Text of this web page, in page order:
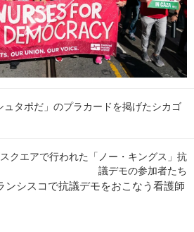
ュタポだ」のプラカードを掲げたシカゴ
クエアで行われた「ノー・キングス」抗
議デモの参加者たち
ンシスコで抗議デモをおこなう看護師